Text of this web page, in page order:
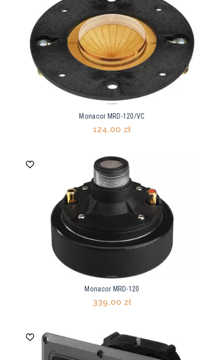
Monacor MRD-120/VC
124,00 zł
Monacor MRD-120
339,00 zł